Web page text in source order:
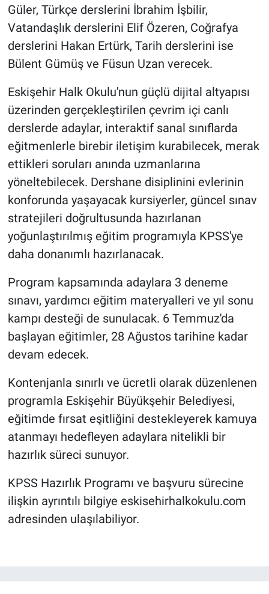
Güler, Türkçe derslerini İbrahim İşbilir,
Vatandaşlık derslerini Elif Özeren, Coğrafya
derslerini Hakan Ertürk, Tarih derslerini ise
Bülent Gümüş ve Füsun Uzan verecek.
Eskişehir Halk Okulu'nun güçlü dijital altyapısı
üzerinden gerçekleştirilen çevrim içi canlı
derslerde adaylar, interaktif sanal sınıflarda
eğitmenlerle birebir iletişim kurabilecek, merak
ettikleri soruları anında uzmanlarına
yöneltebilecek. Dershane disiplinini evlerinin
konforunda yaşayacak kursiyerler, güncel sınav
stratejileri doğrultusunda hazırlanan
yoğunlaştırılmış eğitim programıyla KPSS'ye
daha donanımlı hazırlanacak.
Program kapsamında adaylara 3 deneme
sınavı, yardımcı eğitim materyalleri ve yıl sonu
kampı desteği de sunulacak. 6 Temmuz'da
başlayan eğitimler, 28 Ağustos tarihine kadar
devam edecek.
Kontenjanla sınırlı ve ücretli olarak düzenlenen
programla Eskişehir Büyükşehir Belediyesi,
eğitimde fırsat eşitliğini destekleyerek kamuya
atanmayı hedefleyen adaylara nitelikli bir
hazırlık süreci sunuyor.
KPSS Hazırlık Programı ve başvuru sürecine
ilişkin ayrıntılı bilgiye eskisehirhalkokulu.com
adresinden ulaşılabiliyor.